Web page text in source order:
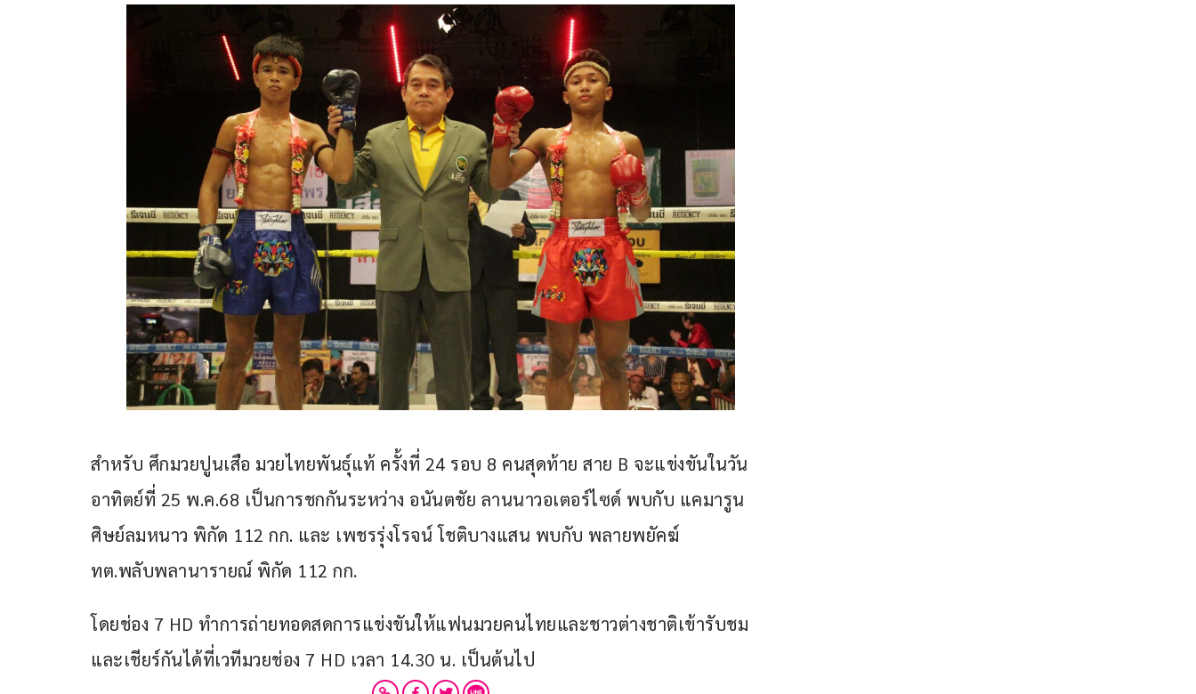
สำหรับ ศึกมวยปูนเสือ มวยไทยพันธุ์แท้ ครั้งที่ 24 รอบ 8 คนสุดท้าย สาย B จะแข่งขันในวัน
อาทิตย์ที่ 25 พ.ค.68 เป็นการชกกันระหว่าง อนันตชัย ลานนาวอเตอร์ไซด์ พบกับ แคมารูน
ศิษย์ลมหนาว พิกัด 112 กก. และ เพชรรุ่งโรจน์ โชติบางแสน พบกับ พลายพยัคฆ์
ทต.พลับพลานารายณ์ พิกัด 112 กก.
โดยช่อง 7 HD ทำการถ่ายทอดสดการแข่งขันให้แฟนมวยคนไทยและชาวต่างชาติเข้ารับชม
และเชียร์กันได้ที่เวทีมวยช่อง 7 HD เวลา 14.30 น. เป็นต้นไป